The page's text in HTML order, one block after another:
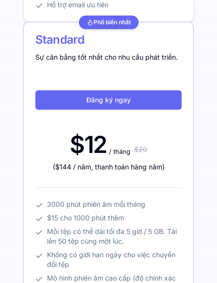
Hỗ trợ email ưu tiên
Phổ biến nhất
Standard
Sự cân bằng tốt nhất cho nhu cầu phát triển.
Đăng ký ngay
$12 / tháng $20
($144 / năm, thanh toán hàng năm)
3000 phút phiên âm mỗi tháng
$15 cho 1000 phút thêm
Mỗi tệp có thể dài tối đa 5 giờ / 5 GB. Tải
lên 50 tệp cùng một lúc.
Không có giới hạn ngày cho việc chuyển
đổi tệp
Mô hình phiên âm cao cấp (độ chính xác